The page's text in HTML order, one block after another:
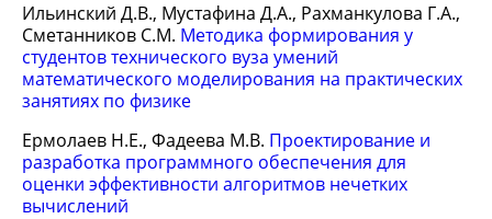
Ильинский Д.В., Мустафина Д.А., Рахманкулова Г.А.,
Сметанников С.М. Методика формирования у
студентов технического вуза умений
математического моделирования на практических
занятиях по физике
Ермолаев Н.Е., Фадеева М.В. Проектирование и
разработка программного обеспечения для
оценки эффективности алгоритмов нечетких
вычислений